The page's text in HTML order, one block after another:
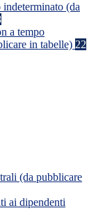
indeterminato (da
a tempo
in tabelle) 22
(da pubblicare
ai dipendenti